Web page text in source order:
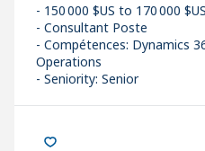
150 000 $US to 170 000
Consultant Poste
Compétences: Dynamics
Operations
Seniority: Senior